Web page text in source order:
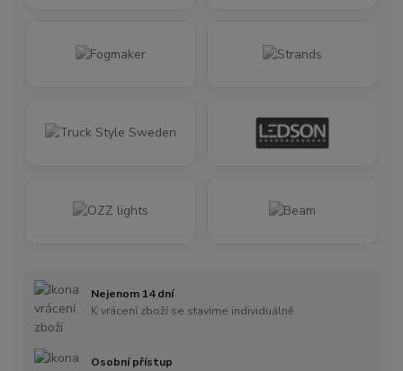
Nejenom 14 dní
K vrácení zboží se stavíme individuálně
Osobní přístup